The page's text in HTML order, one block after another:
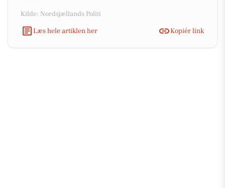
Kilde: Nordsjællands Politi
Læs hele artiklen her
Kopiér link